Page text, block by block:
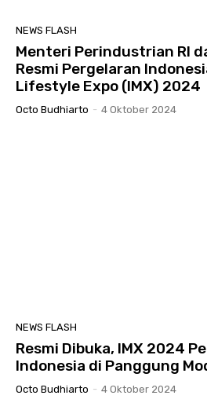
NEWS FLASH
Menteri Perindustrian RI
Resmi Pergelaran
Lifestyle Expo (IMX) 2024
Octo Budhiarto - 4 Oktober 2024
NEWS FLASH
Resmi Dibuka, IMX 2024
Indonesia di Panggung
Octo Budhiarto - 4 Oktober 2024